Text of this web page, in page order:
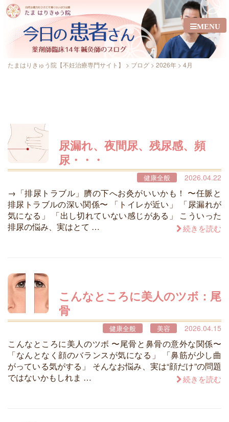
MENU
たまはりきゅう院【不妊治療専門サイト】 > ブログ > 2026年 > 4月
尿漏れ、夜間尿、残尿感、頻
尿・・・
健康全般 2026.04.22
→「排尿トラブル」臍の下へお灸がいいかも！ 〜任脈と
排尿トラブルの深い関係〜 「トイレが近い」 「尿漏れが
気になる」 「出し切れていない感じがある」 こういった
排尿の悩み、実はとて …
続きを読む
こんなところに美人のツボ：尾
骨
健康全般 美容 2026.04.15
こんなところに美人のツボ 〜尾骨と鼻骨の意外な関係〜
「なんとなく顔のバランスが気になる」 「鼻筋が少し曲
がっている気がする」 そんなお悩み、実は“顔だけ”の問題
ではないかもしれま …
続きを読む